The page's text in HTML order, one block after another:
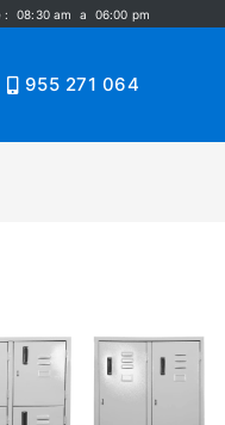
: 08:30 am a 06:00 pm
955 271 064